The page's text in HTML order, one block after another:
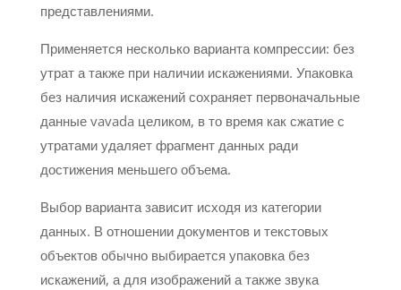
представлениями.
Применяется несколько варианта компрессии: без
утрат а также при наличии искажениями. Упаковка
без наличия искажений сохраняет первоначальные
данные vavada целиком, в то время как сжатие с
утратами удаляет фрагмент данных ради
достижения меньшего объема.
Выбор варианта зависит исходя из категории
данных. В отношении документов и текстовых
объектов обычно выбирается упаковка без
искажений, а для изображений а также звука